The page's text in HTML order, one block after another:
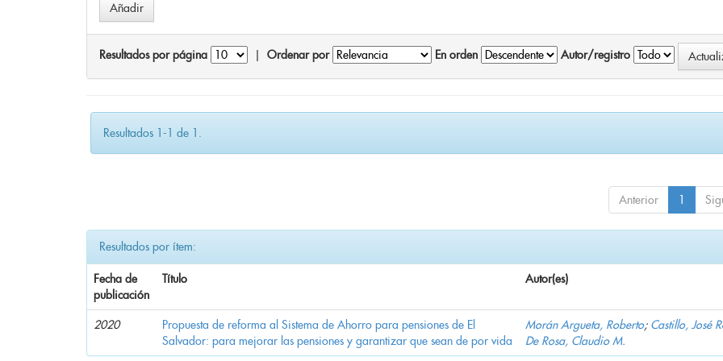
Resultados por página Ordenar por En orden Autor/registro
Resultados 1-1 de 1.
Anterior 1
Resultados por ítem:
Fecha de
publicación
Título Autor(es)
2020
Propuesta de reforma al Sistema de Ahorro para pensiones de El
Salvador: para mejorar las pensiones y garantizar que sean de por vida
Morán Argueta, Roberto; Castillo, José
De Rosa, Claudio M.